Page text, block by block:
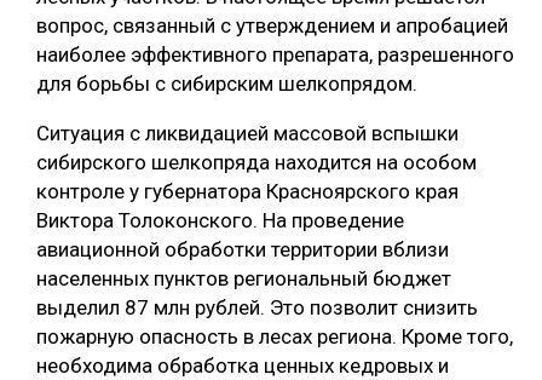
вопрос, связанный с утверждением и апробацией
наиболее эффективного препарата, разрешенного
для борьбы с сибирским шелкопрядом.
Ситуация с ликвидацией массовой вспышки
сибирского шелкопряда находится на особом
контроле у губернатора Красноярского края
Виктора Толоконского. На проведение
авиационной обработки территории вблизи
населенных пунктов региональный бюджет
выделил 87 млн рублей. Это позволит снизить
пожарную опасность в лесах региона. Кроме того,
необходима обработка ценных кедровых и